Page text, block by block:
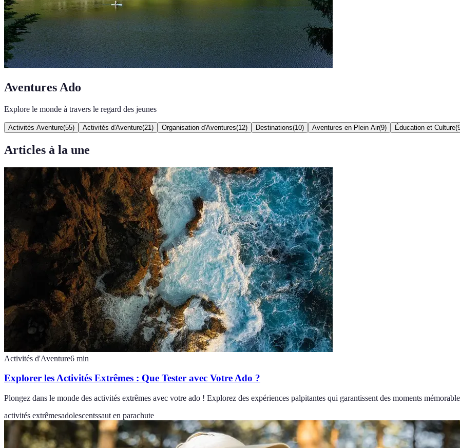
Aventures Ado
Explore le monde à travers le regard des jeunes
Activités Aventure(55) Activités d'Aventure(21 ) Organisation d'Aventures(12) Destinations(10) Aventures en Plein Air(9) Éducation et Culture(
Articles à la une
Activités d'Aventure6 min
Explorer les Activités Extrêmes : Que Tester avec Votre Ado ?
Plongez dans le monde des activités extrêmes avec votre ado ! Explorez des expériences palpitantes qui garantissent des moments
activités extrêmesadolescentssaut en parachute